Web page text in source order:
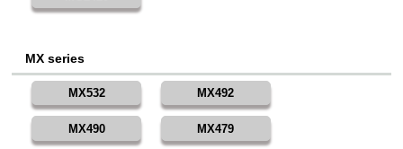
MX series
MX532 MX492
MX490 MX479